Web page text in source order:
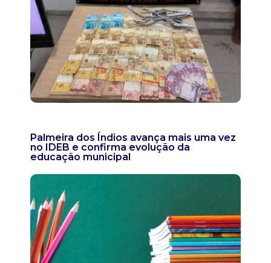
Palmeira dos Índios avança mais uma vez
no IDEB e confirma evolução da
educação municipal